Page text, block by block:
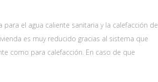
el agua caliente sanitaria y la calefacción de
es muy reducido gracias al sistema que
como para calefacción. En caso de que